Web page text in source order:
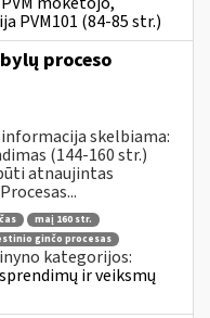
PVM101 (84-85 str.)
proceso
skelbiama:
(144-160 str.)
atnaujintas
maį 160 str.
ginčo procesas
kategorijos:
ir veiksmų